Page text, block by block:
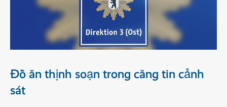
Đồ ăn thịnh soạn trong căng tin cảnh
sát